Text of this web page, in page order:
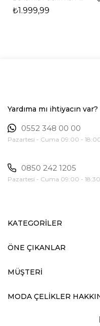
₺1.999,99
Yardıma mı ihtiyacın var?
0552 348 00 00
Pazartesi - Cuma 09:00 -
0850 242 1205
Pazartesi - Cuma 09:00 -
KATEGORİLER
ÖNE ÇIKANLAR
MÜŞTERİ
MODA ÇELİKLER